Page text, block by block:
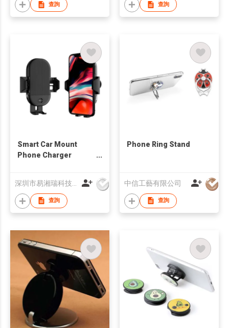
查詢 查詢
Smart Car Mount
Phone Charger
查詢
Phone Ring Stand
中信工藝有限公司
查詢